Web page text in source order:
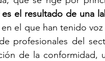
es el resultado de una
el que han tenido
profesionales del
de la conformidad,